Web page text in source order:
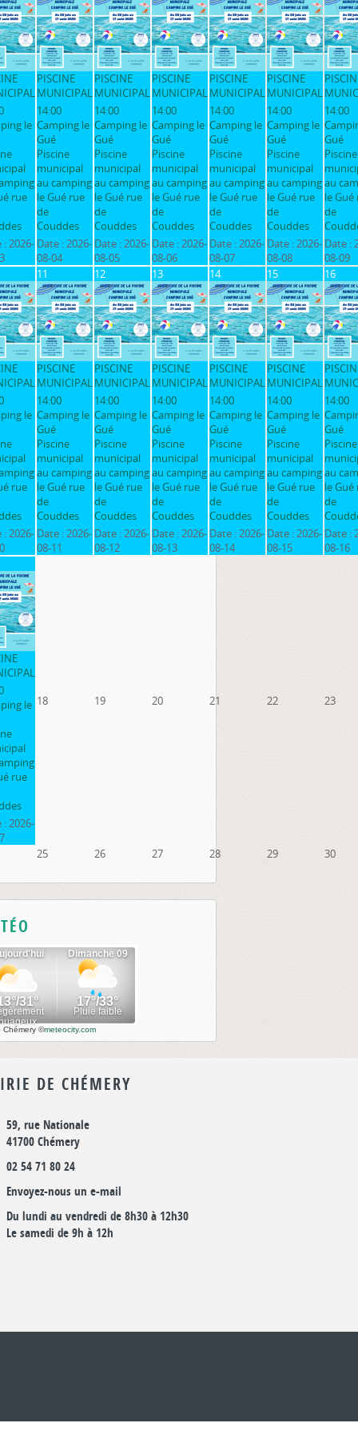
le
rue
:2026-
PISCINE
MUNICIPAL
14:00
Camping le
Gué
Piscine
municipal
au camping
le Gué rue
de
Couddes
Date :2026-
08-04
PISCINE
MUNICIPAL
14:00
Camping le
Gué
Piscine
municipal
au camping
le Gué rue
de
Couddes
Date :2026-
08-05
PISCINE
MUNICIPAL
14:00
Camping le
Gué
Piscine
municipal
au camping
le Gué rue
de
Couddes
Date :2026-
08-06
PISCINE
MUNICIPAL
14:00
Camping le
Gué
Piscine
municipal
au camping
le Gué rue
de
Couddes
Date :2026-
08-07
PISCINE
MUNICIPAL
14:00
Camping le
Gué
Piscine
municipal
au camping
le Gué rue
de
Couddes
Date :2026-
08-08
14:00
Gué
Piscine
au
le Gué
de
Date :
08-09
le
rue
:2026-
11
PISCINE
MUNICIPAL
14:00
Camping le
Gué
Piscine
municipal
au camping
le Gué rue
de
Couddes
Date :2026-
08-11
12
PISCINE
MUNICIPAL
14:00
Camping le
Gué
Piscine
municipal
au camping
le Gué rue
de
Couddes
Date :2026-
08-12
13
PISCINE
MUNICIPAL
14:00
Camping le
Gué
Piscine
municipal
au camping
le Gué rue
de
Couddes
Date :2026-
08-13
14
PISCINE
MUNICIPAL
14:00
Camping le
Gué
Piscine
municipal
au camping
le Gué rue
de
Couddes
Date :2026-
08-14
15
PISCINE
MUNICIPAL
14:00
Camping le
Gué
Piscine
municipal
au camping
le Gué rue
de
Couddes
Date :2026-
08-15
16
14:00
Gué
Piscine
au
le Gué
de
Date :
08-16
le
rue
:2026-
18 19 20 21 22 23
25 26 27 28 29
30
Chémery ©meteocity.com
DE CHÉMERY
59, rue Nationale
41700 Chémery
02 54 71 80 24
Envoyez-nous un e-mail
Du lundi au vendredi de 8h30 à 12h30
Le samedi de 9h à 12h